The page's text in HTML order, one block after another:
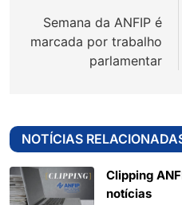
Post
Semana da ANFIP é
marcada por trabalho
parlamentar
NOTÍCIAS
Clipping
notícias